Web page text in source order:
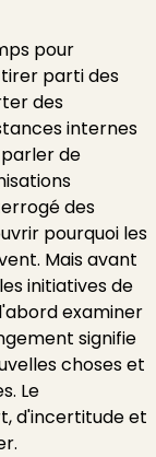
pour
parti des
des
internes
de
des
pourquoi les
Mais avant
initiatives de
examiner
signifie
choses et
Le
d'incertitude et